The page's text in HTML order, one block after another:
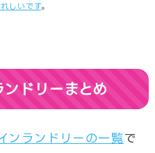
しいです。
ンドリーまとめ
ンランドリーの一覧で